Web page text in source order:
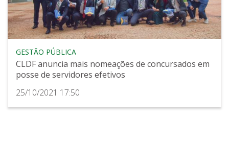
GESTÃO PÚBLICA
CLDF anuncia mais nomeações de concursados em
posse de servidores efetivos
25/10/2021 17:50